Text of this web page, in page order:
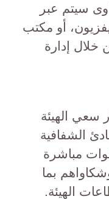
سيتم عبر
أو مكتب
خلال إدارة
سعي الهيئة
الشفافية
مباشرة
بما
الهيئة.